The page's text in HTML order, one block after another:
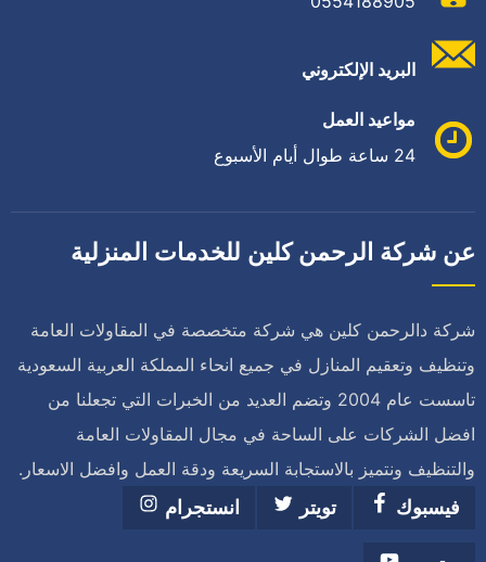
البريد الإلكتروني
مواعيد العمل
24 ساعة طوال أيام الأسبوع
عن شركة الرحمن كلين للخدمات المنزلية
شركة دالرحمن كلين هي شركة متخصصة في المقاولات العامة
وتنظيف وتعقيم المنازل في جميع انحاء المملكة العربية السعودية
تاسست عام 2004 وتضم العديد من الخبرات التي تجعلنا من
افضل الشركات على الساحة في مجال المقاولات العامة
والتنظيف ونتميز بالاستجابة السريعة ودقة العمل وافضل الاسعار.
فيسبوك
تويتر انستجرام